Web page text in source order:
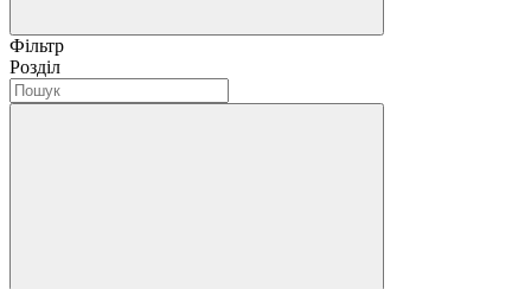
Фільтр
Розділ